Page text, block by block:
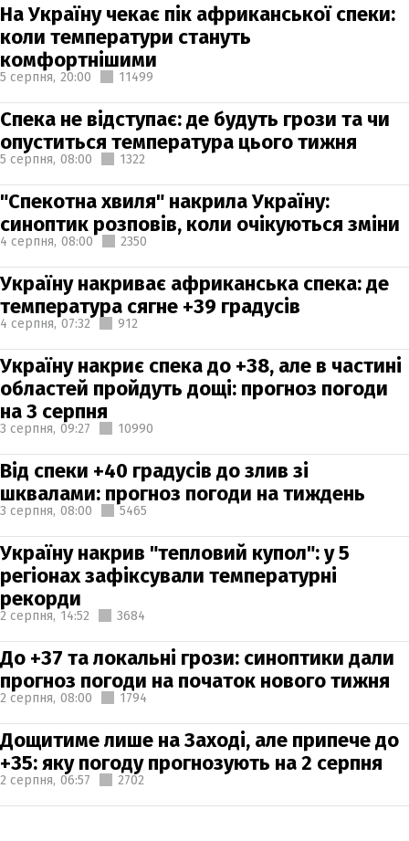
На Україну чекає пік африканської спеки:
коли температури стануть
комфортнішими
5 серпня, 20:00 11499
Спека не відступає: де будуть грози та чи
опуститься температура цього тижня
5 серпня, 08:00 1322
"Спекотна хвиля" накрила Україну:
синоптик розповів, коли очікуються зміни
4 серпня, 08:00 2350
Україну накриває африканська спека: де
температура сягне +39 градусів
4 серпня, 07:32 912
Україну накриє спека до +38, але в частині
областей пройдуть дощі: прогноз погоди
на 3 серпня
3 серпня, 09:27 10990
Від спеки +40 градусів до злив зі
шквалами: прогноз погоди на тиждень
3 серпня, 08:00 5465
Україну накрив "тепловий купол": у 5
регіонах зафіксували температурні
рекорди
2 серпня, 14:52 3684
До +37 та локальні грози: синоптики дали
прогноз погоди на початок нового тижня
2 серпня, 08:00 1794
Дощитиме лише на Заході, але припече до
+35: яку погоду прогнозують на 2 серпня
2 серпня, 06:57 2702